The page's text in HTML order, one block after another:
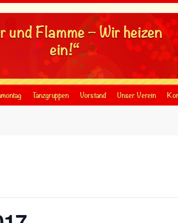
und Flamme – Wir heizen
ein!“
Tanzgruppen Vorstand Unser Verein